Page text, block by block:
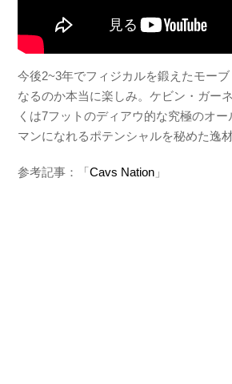
今後2~3年でフィジカルを鍛えたモー
なるのか本当に楽しみ。ケビン・ガー
くは7フットのディアウ的な究極のオ
マンになれるポテンシャルを秘めた逸
参考記事：「Cavs Nation 」